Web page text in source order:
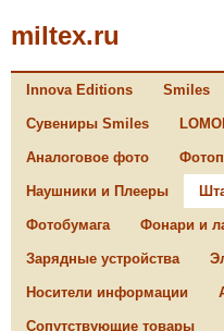
miltex.ru
Innova Editions Smiles
Сувениры Smiles
Аналоговое фото
Наушники и Плееры
Фотобумага Фонари и
Зарядные устройства
Носители информации
Сопутствующие товары